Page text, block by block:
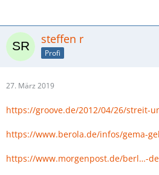
steffen r
Profi
27. März 2019
https://groove.de/2012/04/26/streit-
https://www.berola.de/infos/gema-
https://www.morgenpost.de/berl…-